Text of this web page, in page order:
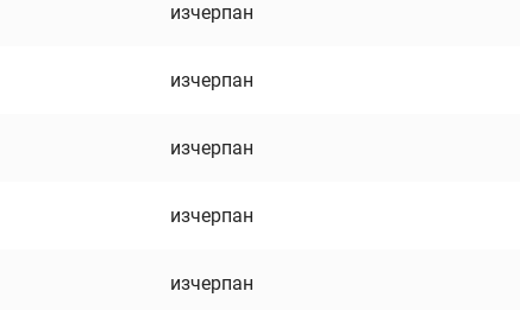
изчерпан
изчерпан
изчерпан
изчерпан
изчерпан